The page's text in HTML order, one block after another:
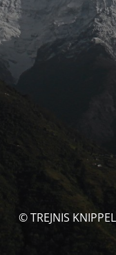
© TREJNIS